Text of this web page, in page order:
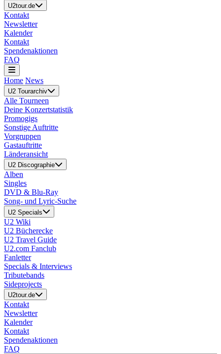
U2tour.de
Kontakt
Newsletter
Kalender
Kontakt
Spendenaktionen
FAQ
Home News
U2 Tourarchiv
Alle Tourneen
Deine Konzertstatistik
Promogigs
Sonstige Auftritte
Vorgruppen
Gastauftritte
Länderansicht
U2 Discographie
Alben
Singles
DVD & Blu-Ray
Song- und Lyric-Suche
U2 Specials
U2 Wiki
U2 Bücherecke
U2 Travel Guide
U2.com Fanclub
Fanletter
Specials & Interviews
Tributebands
Sideprojects
U2tour.de
Kontakt
Newsletter
Kalender
Kontakt
Spendenaktionen
FAQ